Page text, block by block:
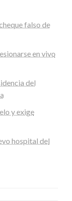
falso de
en vivo
del
y exige
hospital del